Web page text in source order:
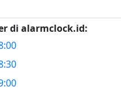
di alarmclock.id: